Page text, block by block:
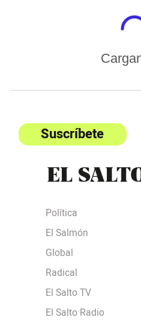
Suscríbete
Política
El Salmón
Global
Radical
El Salto TV
El Salto Radio